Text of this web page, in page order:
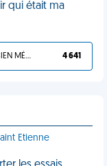
qui était ma
TU L'AS BIEN MÉRITÉ 4 641
Etienne